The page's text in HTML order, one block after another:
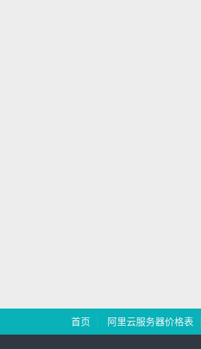
首页 阿里云服务器价格表